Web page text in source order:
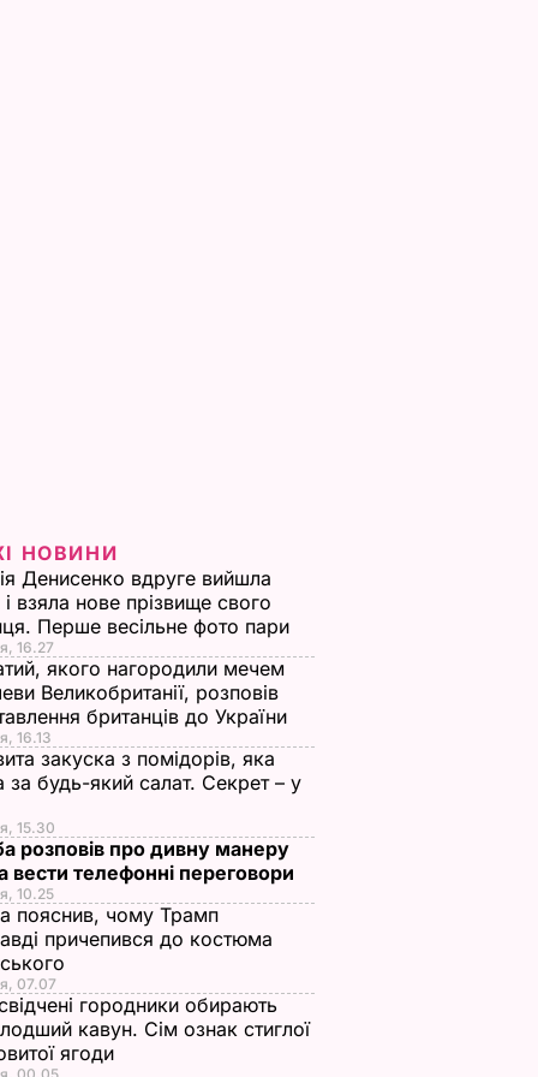
НОВИНИ
Денисенко вдруге вийшла
взяла нове прізвище свого
Перше весільне фото пари
16.27
якого нагородили мечем
Великобританії, розповів
британців до України
16.13
закуска з помідорів, яка
за будь-який салат. Секрет – у
15.30
розповів про дивну манеру
вести телефонні переговори
10.25
пояснив, чому Трамп
причепився до костюма
07.07
городники обирають
кавун. Сім ознак стиглої
ягоди